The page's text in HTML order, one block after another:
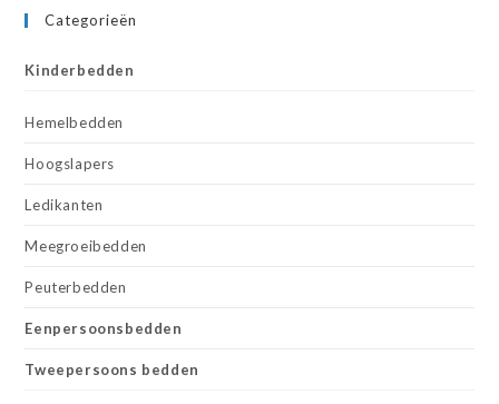
Categorieën
Kinderbedden
Hemelbedden
Hoogslapers
Ledikanten
Meegroeibedden
Peuterbedden
Eenpersoonsbedden
Tweepersoons bedden